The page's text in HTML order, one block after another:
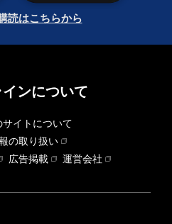
読はこちらから
ンについて
サイトについて
の取り扱い
広告掲載
運営会社